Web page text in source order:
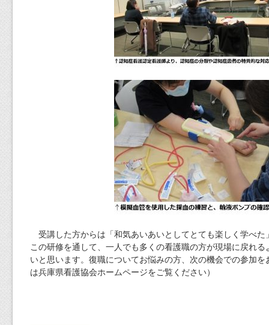
受講した方からは「和気あいあいとしてとても楽しく学べた
この研修を通して、一人でも多くの看護職の方が現場に戻れ
いと思います。復職についてお悩みの方、次の機会での参加
は兵庫県看護協会ホームページをご覧ください）